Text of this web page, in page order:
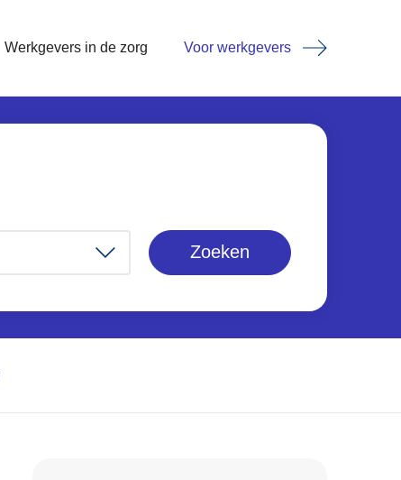
Werkgevers in de zorg Voor werkgevers
Zoeken